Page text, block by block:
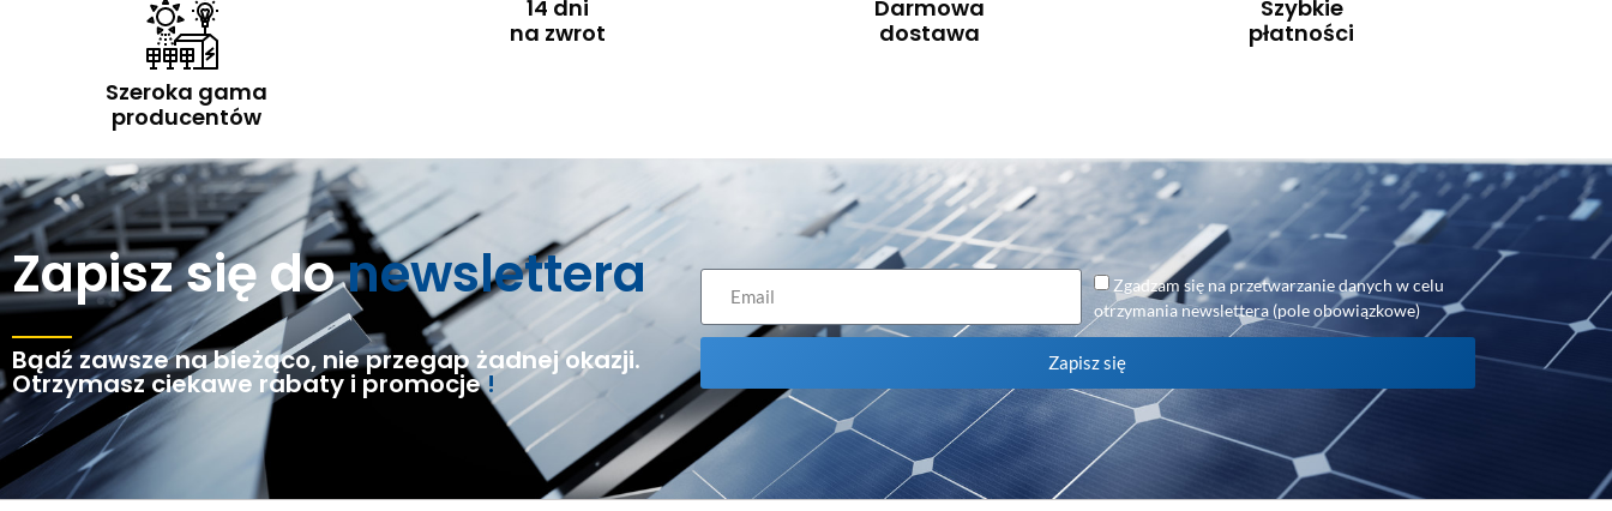
Szeroka gama
producentów
14 dni
na zwrot
Darmowa
dostawa
Szybkie
płatności
Zapisz się donewslettera
Bądź zawsze na bieżąco, nie przegap żadnej okazji.
Otrzymasz ciekawe rabaty i promocje!
Zgadzam się na przetwarzanie danych w celu
otrzymania newslettera (pole obowiązkowe)
Zapisz się